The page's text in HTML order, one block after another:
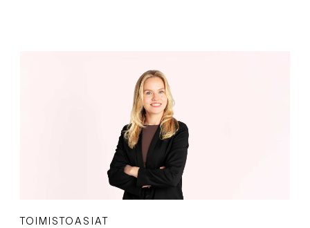
TOIMISTOASIAT